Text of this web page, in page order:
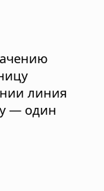
линия
— один